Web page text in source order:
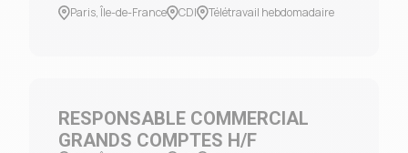
Paris, Île-de-France CDI Télétravail hebdomadaire
RESPONSABLE COMMERCIAL
GRANDS COMPTES H/F